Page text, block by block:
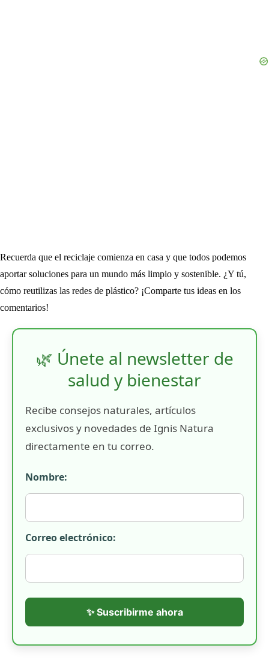
Recuerda que el reciclaje comienza en casa y que todos podemos
aportar soluciones para un mundo más limpio y sostenible. ¿Y tú,
cómo reutilizas las redes de plástico? ¡Comparte tus ideas en los
comentarios!
🌿 Únete al newsletter de
salud y bienestar
Recibe consejos naturales, artículos
exclusivos y novedades de Ignis Natura
directamente en tu correo.
Nombre:
Correo electrónico:
✨ Suscribirme ahora